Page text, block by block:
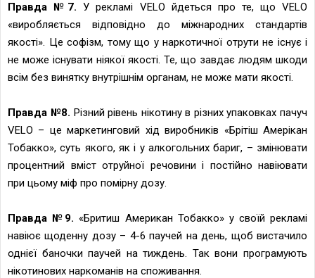
Правда №7.У рекламі VELO йдеться про те, що VELO
«виробляється відповідно до міжнародних стандартів
якості». Це софізм, тому що у наркотичної отрути не існує і
не може існувати ніякої якості. Те, що завдає людям шкоди
всім без винятку внутрішнім органам, не може мати якості.
Правда №8. Різний рівень нікотину в різних упаковках пачуч
VELO – це маркетинговий хід виробників «Брітіш Амерікан
Тобакко», суть якого, як і у алкогольних бариг, – змінювати
процентний вміст отруйної речовини і постійно навіювати
при цьому міф про помірну дозу.
Правда №9. «Бритиш Американ Тобакко» у своїй рекламі
навіює щоденну дозу – 4-6 паучей на день, щоб вистачило
однієї баночки паучей на тиждень. Так вони програмують
нікотинових наркоманів на споживання.